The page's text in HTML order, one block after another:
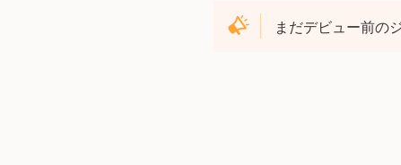
まだデビュー前の